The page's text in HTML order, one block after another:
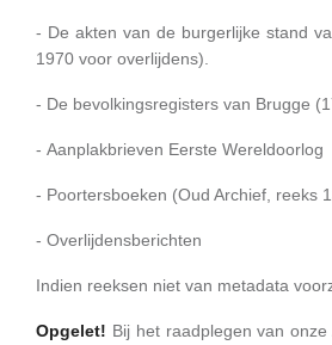
- De akten van de burgerlijke stand
1970 voor overlijdens).
- De bevolkingsregisters van Brugge
- Aanplakbrieven Eerste Wereldoorlog
- Poortersboeken (Oud Archief, reeks
- Overlijdensberichten
Indien reeksen niet van metadata
Opgelet! Bij het raadplegen van